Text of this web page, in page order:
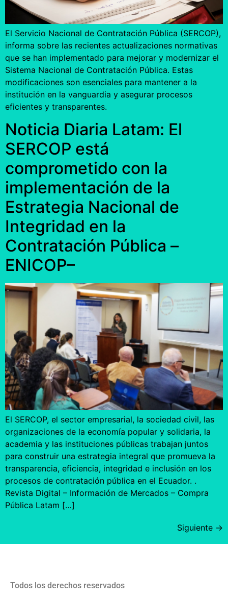
El Servicio Nacional de Contratación Pública (SERCOP),
informa sobre las recientes actualizaciones normativas
que se han implementado para mejorar y modernizar el
Sistema Nacional de Contratación Pública. Estas
modificaciones son esenciales para mantener a la
institución en la vanguardia y asegurar procesos
eficientes y transparentes.
Noticia Diaria Latam: El
SERCOP está
comprometido con la
implementación de la
Estrategia Nacional de
Integridad en la
Contratación Pública –
ENICOP–
El SERCOP, el sector empresarial, la sociedad civil, las
organizaciones de la economía popular y solidaria, la
academia y las instituciones públicas trabajan juntos
para construir una estrategia integral que promueva la
transparencia, eficiencia, integridad e inclusión en los
procesos de contratación pública en el Ecuador. .
Revista Digital – Información de Mercados – Compra
Pública Latam […]
Siguiente →
Todos los derechos reservados